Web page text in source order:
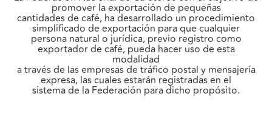
promover la exportación de pequeñas
cantidades de café, ha desarrollado un procedimiento
simplificado de exportación para que cualquier
persona natural o jurídica, previo registro como
exportador de café, pueda hacer uso de esta
modalidad
a través de las empresas de tráfico postal y mensajería
expresa, las cuales estarán registradas en el
sistema de la Federación para dicho propósito.